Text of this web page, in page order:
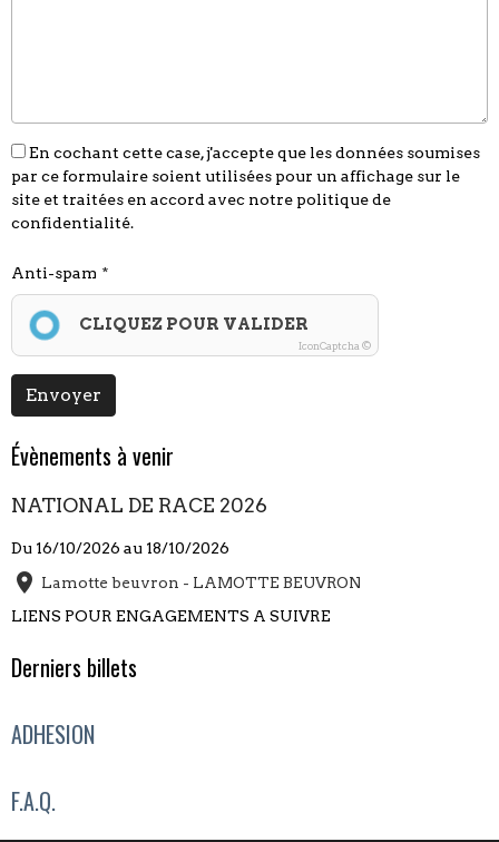
En cochant cette case, j'accepte que les données soumises
par ce formulaire soient utilisées pour un affichage sur le
site et traitées en accord avec notre politique de
confidentialité.
Anti-spam
CLIQUEZ POUR VALIDER
IconCaptcha ©
Envoyer
Évènements à venir
NATIONAL DE RACE 2026
Du 16/10/2026 au 18/10/2026
Lamotte beuvron - LAMOTTE BEUVRON
LIENS POUR ENGAGEMENTS A SUIVRE
Derniers billets
ADHESION
F.A.Q.